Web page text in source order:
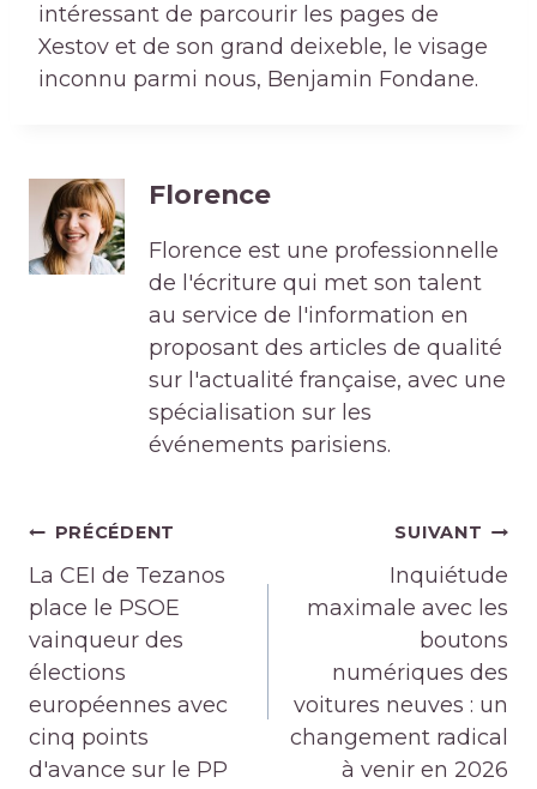
intéressant de parcourir les pages de
Xestov et de son grand deixeble, le visage
inconnu parmi nous, Benjamin Fondane.
Florence
Florence est une professionnelle
de l'écriture qui met son talent
au service de l'information en
proposant des articles de qualité
sur l'actualité française, avec une
spécialisation sur les
événements parisiens.
Navigation
de
l’article
PRÉCÉDENT
La CEI de Tezanos
place le PSOE
vainqueur des
élections
européennes avec
cinq points
d'avance sur le PP
SUIVANT
Inquiétude
maximale avec les
boutons
numériques des
voitures neuves : un
changement radical
à venir en 2026